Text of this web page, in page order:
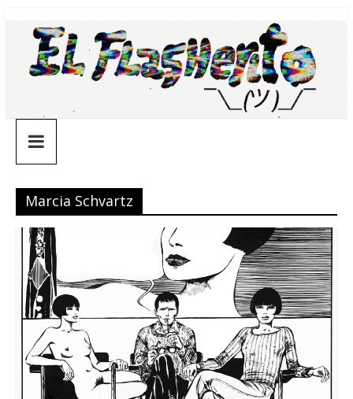
contenido
¯\_(ツ)_/
¯
Marcia Schvartz